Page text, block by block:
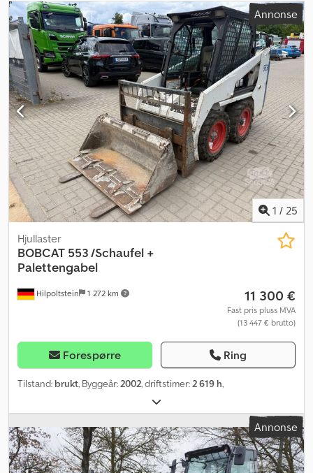
Annonse
1 / 25
Hilpoltstein 1 272 km
Hjullaster
BOBCAT 553 /Schaufel +
Palettengabel
11 300 €
Fast pris pluss MVA
(13 447 € brutto)
Forespørre Ring
Tilstand: brukt, Byggeår:2002, driftstimer:2 619 h,
Annonse